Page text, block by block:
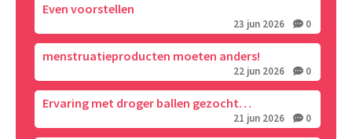
Even voorstellen
23 jun 2026 0
menstruatieproducten moeten anders!
22 jun 2026 0
Ervaring met droger ballen gezocht…
21 jun 2026 0